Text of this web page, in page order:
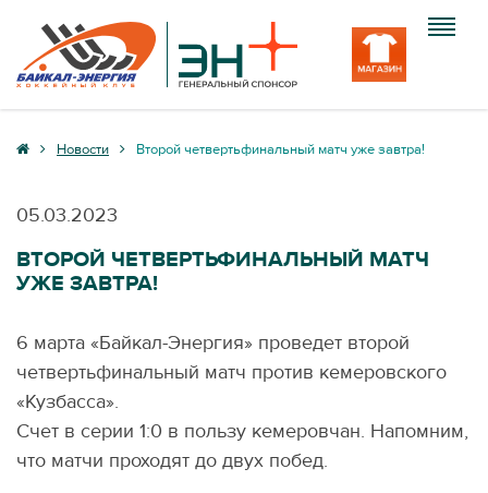
Клуб
Медиа
Вход
Новости Второй четвертьфинальный матч уже завтра!
05.03.2023
ВТОРОЙ ЧЕТВЕРТЬФИНАЛЬНЫЙ МАТЧ
УЖЕ ЗАВТРА!
6 марта «Байкал-Энергия» проведет второй
четвертьфинальный матч против кемеровского
«Кузбасса».
Счет в серии 1:0 в пользу кемеровчан. Напомним,
что матчи проходят до двух побед.